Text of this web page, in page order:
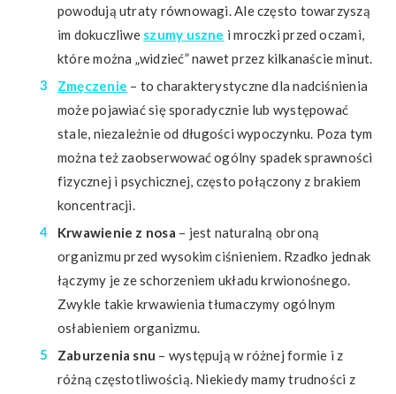
powodują utraty równowagi. Ale często towarzyszą
im dokuczliwe szumy uszne i mroczki przed oczami,
które można „widzieć” nawet przez kilkanaście minut.
Zmęczenie – to charakterystyczne dla nadciśnienia
może pojawiać się sporadycznie lub występować
stale, niezależnie od długości wypoczynku. Poza tym
można też zaobserwować ogólny spadek sprawności
fizycznej i psychicznej, często połączony z brakiem
koncentracji.
Krwawienie z nosa – jest naturalną obroną
organizmu przed wysokim ciśnieniem. Rzadko jednak
łączymy je ze schorzeniem układu krwionośnego.
Zwykle takie krwawienia tłumaczymy ogólnym
osłabieniem organizmu.
Zaburzenia snu – występują w różnej formie i z
różną częstotliwością. Niekiedy mamy trudności z